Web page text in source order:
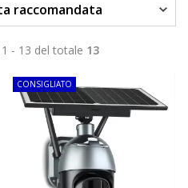
raccomandata
- 13 del totale 13
CONSIGLIATO